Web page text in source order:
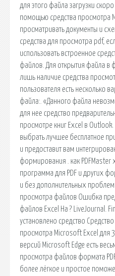
для этого файла загрузки
помощью средства
просматривать документы и
средства для просмотра pdf,
использовать встроенное
файлов. Для открытия файла в
лишь наличие средства
пользователя есть несколько
файла:. «Данного файла
для нее средство
просмотре книг Excel в
выбрать лучшее бесплатное
и предоставит вам
формирования . как PDFMaster
программа для PDF и других
и без дополнительных
просмотра файлов Ошибка
файлов Excel На ? LiveJournal.
установлено средство
просмотра Microsoft Excel для
версий Microsoft Edge есть
просмотра файлов формата
более лёгкое и простое